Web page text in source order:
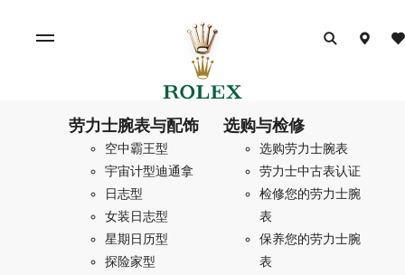
劳力士腕表与配饰
空中霸王型
宇宙计型迪通拿
日志型
女装日志型
星期日历型
探险家型
选购与检修
选购劳力士腕表
劳力士中古表认证
检修您的劳力士腕
表
保养您的劳力士腕
表